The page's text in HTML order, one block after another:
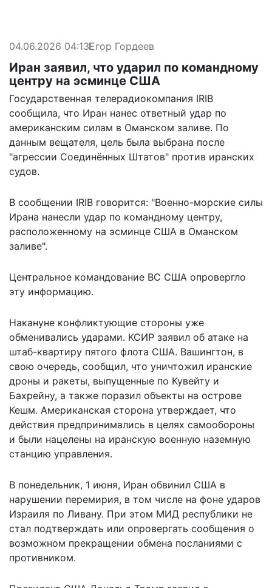
04.06.2026 04:13Егор Гордеев
Иран заявил, что ударил по командному
центру на эсминце США
Государственная телерадиокомпания IRIB
сообщила, что Иран нанес ответный удар по
американским силам в Оманском заливе. По
данным вещателя, цель была выбрана после
"агрессии Соединённых Штатов" против иранских
судов.
В сообщении IRIB говорится: "Военно-морские силы
Ирана нанесли удар по командному центру,
расположенному на эсминце США в Оманском
заливе".
Центральное командование ВС США опровергло
эту информацию.
Накануне конфликтующие стороны уже
обменивались ударами. КСИР заявил об атаке на
штаб-квартиру пятого флота США. Вашингтон, в
свою очередь, сообщил, что уничтожил иранские
дроны и ракеты, выпущенные по Кувейту и
Бахрейну, а также поразил объекты на острове
Кешм. Американская сторона утверждает, что
действия предпринимались в целях самообороны
и были нацелены на иранскую военную наземную
станцию управления.
В понедельник, 1 июня, Иран обвинил США в
нарушении перемирия, в том числе на фоне ударов
Израиля по Ливану. При этом МИД республики не
стал подтверждать или опровергать сообщения о
возможном прекращении обмена посланиями с
противником.